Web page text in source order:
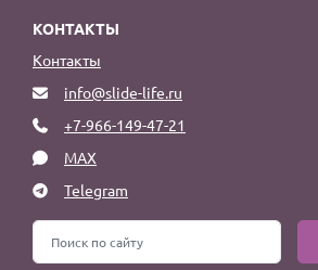
КОНТАКТЫ
Контакты
info@slide-life.ru
+7-966-149-47-21
MAX
Telegram